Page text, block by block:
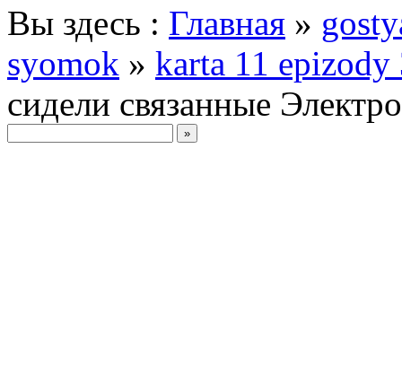
Вы здесь : Главная »
syomok » karta 11 epizody
сидели связанные